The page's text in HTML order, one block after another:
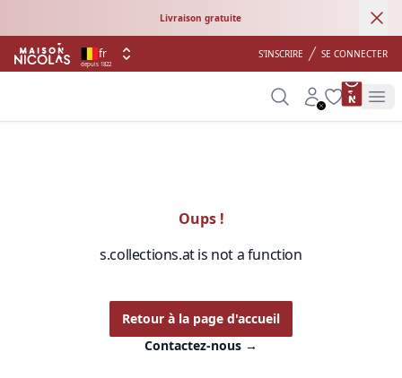
Livraison gratuite
depuis 1822
fr S'INSCRIRE SE CONNECTER
SearchAccount
Wishlist
Oups !
s.collections.at is not a function
Retour à la page d'accueil
Contactez-nous →